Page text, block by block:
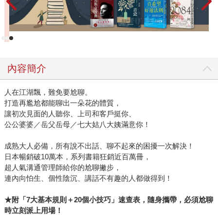
內容簡介
人在江湖飄，難免要尬聊。
打造再尷尬都能聊出一朵花的體質，
讓初次見面的人聽你、上司和客戶挺你、
公公婆婆／岳父岳母／七大姑八大姨滿意你！
成熟大人必備，所有說不出話、聊不起來的困擾一次解決！
日本暢銷破10萬本，系列書籍狂銷近百萬冊，
超人氣溝通管理師給你的尬聊撇步，
連內向怕生、個性陰沉、講話不有趣的人都做得到！
★附「7大基本規則＋20個小技巧」速查表，隨身攜帶，必須尬聊
時立刻派上用場！